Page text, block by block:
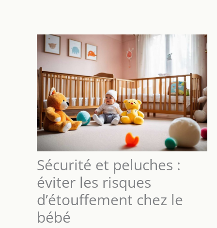
Sécurité et peluches :
éviter les risques
d’étouffement chez le
bébé